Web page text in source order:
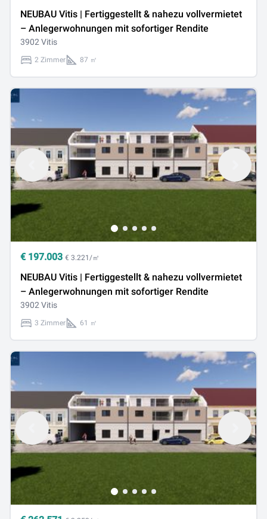
NEUBAU Vitis | Fertiggestellt & nahezu vollvermietet
– Anlegerwohnungen mit sofortiger Rendite
3902 Vitis
2 Zimmer 87 ㎡
€ 197.003 € 3.221/㎡
NEUBAU Vitis | Fertiggestellt & nahezu vollvermietet
– Anlegerwohnungen mit sofortiger Rendite
3902 Vitis
3 Zimmer 61 ㎡